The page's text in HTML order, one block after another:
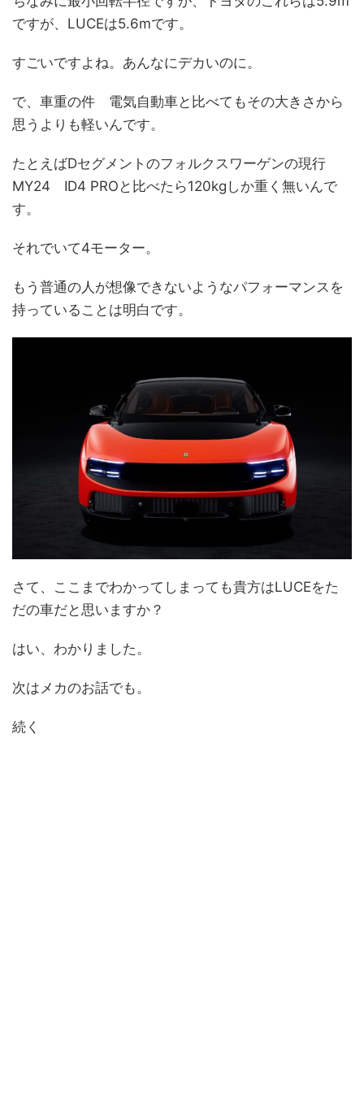
ですが、LUCEは5.6mです。
すごいですよね。あんなにデカいのに。
で、車重の件 電気自動車と比べてもその大きさから
思うよりも軽いんです。
たとえばDセグメントのフォルクスワーゲンの現行
MY24 ID4 PROと比べたら120kgしか重く無いんで
す。
それでいて4モーター。
もう普通の人が想像できないようなパフォーマンスを
持っていることは明白です。
さて、ここまでわかってしまっても貴方はLUCEをた
だの車だと思いますか？
はい、わかりました。
次はメカのお話でも。
続く